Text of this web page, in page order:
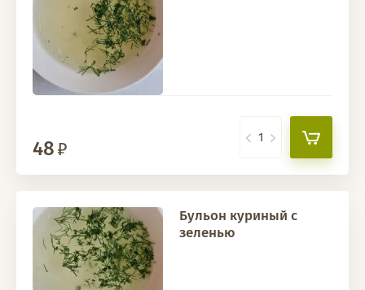
48
Бульон куриный с
зеленью